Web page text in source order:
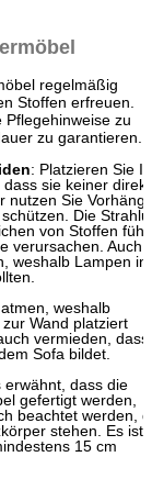
regelmäßig
Stoffen erfreuen.
zu
zu garantieren.
: Platzieren Sie
sie keiner
nutzen Sie
Die
von Stoffen
verursachen. Auch
weshalb Lampen in
weshalb
Wand platziert
vermieden, dass
Sofa bildet.
erwähnt, dass die
gefertigt werden,
beachtet werden,
stehen. Es ist
15 cm